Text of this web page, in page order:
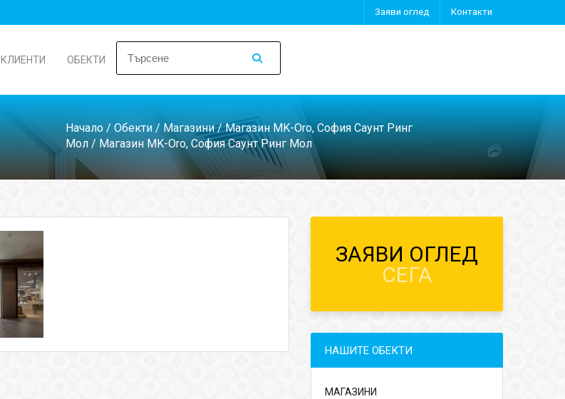
Заяви оглед Контакти
КЛИЕНТИ ОБЕКТИ
Начало / Обекти / Магазини/Магазин MK-Oro, София Саунт Ринг
Мол / Магазин MK-Oro, София Саунт Ринг Мол
ЗАЯВИ ОГЛЕД
СЕГА
НАШИТЕ ОБЕКТИ
МАГАЗИНИ